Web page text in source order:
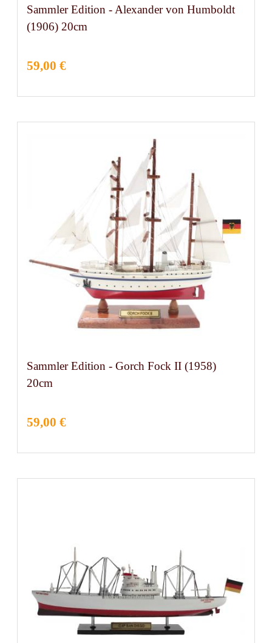
Sammler Edition - Alexander von Humboldt
(1906) 20cm
59,00 €
Sammler Edition - Gorch Fock II (1958)
20cm
59,00 €